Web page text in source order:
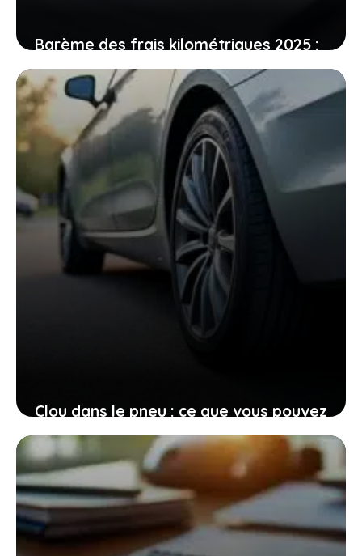
Barème des frais kilométriques 2025 :
pourquoi ces ajustements peuvent
faire la différence dans votre porte-
monnaie
20 décembre 2025
Clou dans le pneu : ce que vous pouvez
faire pour prouver le sabotage et
obtenir une compensation
27 novembre 2025